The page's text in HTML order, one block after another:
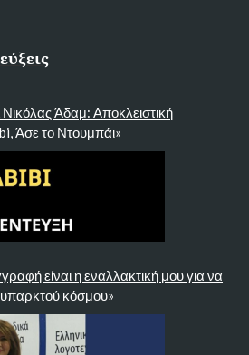
Άδαμ: Αποκλειστική
Άσε το Ντουμπάι»
είναι η εναλλακτική μου για να
κόσμου»